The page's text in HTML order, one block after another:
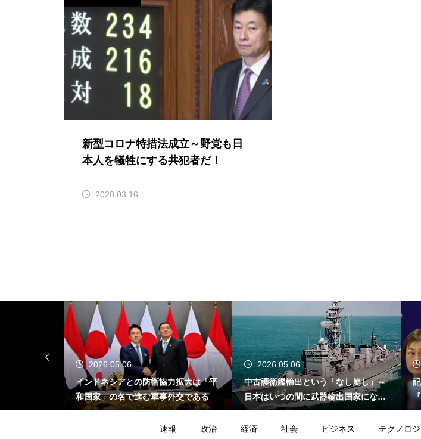
新型コロナ特措法成立～野党も日
本人を犠牲にする共犯者だ！
2020.03.16
2026.05.06
インドネシアとの防衛協力拡大は「平
和国家」の名で進む軍事外交である
2026.05.06
中古護衛艦輸出という「なし崩し」～
日本はいつの間に武器輸出国家になっ
たのか～
速報
政治 経済 社会 ビジネス テクノロ